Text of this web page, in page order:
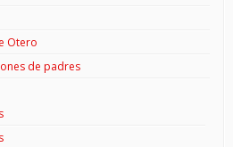
Otero
de padres